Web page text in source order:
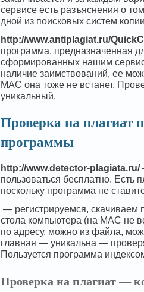
сервисе есть разъяснения о
дной из поисковых систем
http://www.antiplagiat.ru/
программа, предназначенная
сформированных нашим
наличие заимствований, ее
МАС она тоже не встанет.
уникальный.
Проверка на плагиат
программы
http://www.detector-plagiata.ru/
пользоваться бесплатно. Есть
поскольку программа не
— регистрируемся, скачиваем
стола компьютера (на МАС не
по адресу, можно из файла,
главная — уникальна —
Пользуется программа
Проверка на плагиат —